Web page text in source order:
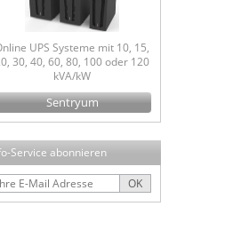
UPS Systeme mit 10, 15,
30, 40, 60, 80, 100 oder 120
kVA/kW
Sentryum
Service abonnieren
OK